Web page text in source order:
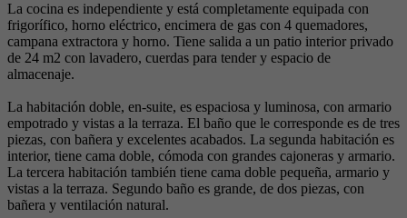
La cocina es independiente y está completamente equipada con
frigorífico, horno eléctrico, encimera de gas con 4 quemadores,
campana extractora y horno. Tiene salida a un patio interior privado
de 24 m2 con lavadero, cuerdas para tender y espacio de
almacenaje.
La habitación doble, en-suite, es espaciosa y luminosa, con armario
empotrado y vistas a la terraza. El baño que le corresponde es de tres
piezas, con bañera y excelentes acabados. La segunda habitación es
interior, tiene cama doble, cómoda con grandes cajoneras y armario.
La tercera habitación también tiene cama doble pequeña, armario y
vistas a la terraza. Segundo baño es grande, de dos piezas, con
bañera y ventilación natural.